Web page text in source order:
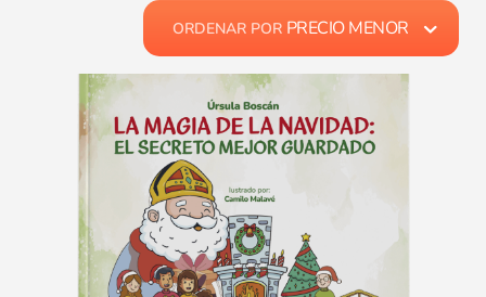
ORDENAR POR PRECIO MENOR